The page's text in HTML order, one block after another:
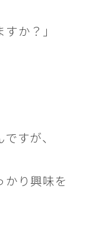
か？」
すが、
り興味を